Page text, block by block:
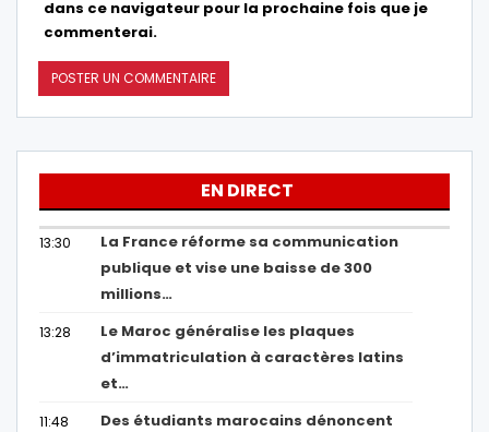
dans ce navigateur pour la prochaine fois que je
commenterai.
EN DIRECT
13:30
La France réforme sa communication
publique et vise une baisse de 300
millions…
13:28
Le Maroc généralise les plaques
d’immatriculation à caractères latins
et…
11:48
Des étudiants marocains dénoncent